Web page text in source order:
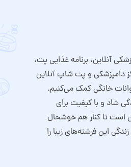
آنلاین، برنامه غذایی پت،
دامپزشکی و پت شاپ آنلاین
خانگی کمک می‌کنیم.
شاد و با کیفیت برای
است تا کنار هم خوشحال
این فرشته‌های زیبا را